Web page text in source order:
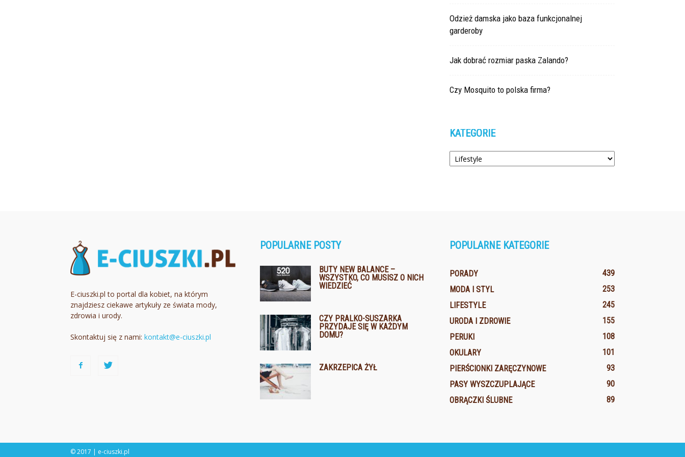
Odzież damska jako baza funkcjonalnej
garderoby
Jak dobrać rozmiar paska Zalando?
Czy Mosquito to polska firma?
KATEGORIE
Kategorie
E-ciuszki.pl to portal dla kobiet, na którym
znajdziesz ciekawe artykuły ze świata mody,
zdrowia i urody.
Skontaktuj się z nami: kontakt@e-ciuszki.pl
POPULARNE POSTY
BUTY NEW BALANCE –
WSZYSTKO, CO MUSISZ O NICH
WIEDZIEĆ
CZY PRALKO-SUSZARKA
PRZYDAJE SIĘ W KAŻDYM
DOMU?
ZAKRZEPICA ŻYŁ
POPULARNE KATEGORIE
PORADY
439
MODA I STYL
253
LIFESTYLE
245
URODA I ZDROWIE
155
PERUKI
108
OKULARY
101
PIERŚCIONKI ZARĘCZYNOWE
93
PASY WYSZCZUPLAJĄCE
90
OBRĄCZKI ŚLUBNE
89
© 2017 | e-ciuszki.pl